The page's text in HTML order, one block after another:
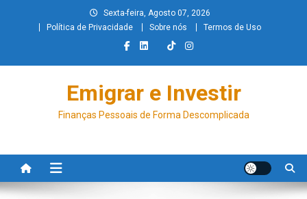
Sexta-feira, Agosto 07, 2026
Política de Privacidade
Sobre nós Termos de Uso
Emigrar e Investir
Finanças Pessoais de Forma Descomplicada